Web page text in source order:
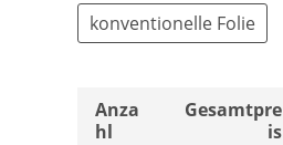
konventionelle Folie
Anza
hl
Gesamtpre
is